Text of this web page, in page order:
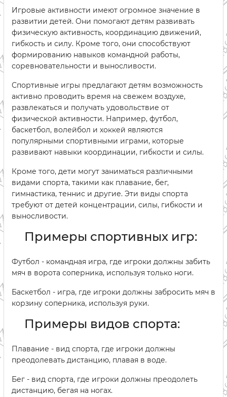
Игровые активности имеют огромное значение в
развитии детей. Они помогают детям развивать
физическую активность, координацию движений,
гибкость и силу. Кроме того, они способствуют
формированию навыков командной работы,
соревновательности и выносливости.
Спортивные игры предлагают детям возможность
активно проводить время на свежем воздухе,
развлекаться и получать удовольствие от
физической активности. Например, футбол,
баскетбол, волейбол и хоккей являются
популярными спортивными играми, которые
развивают навыки координации, гибкости и силы.
Кроме того, дети могут заниматься различными
видами спорта, такими как плавание, бег,
гимнастика, теннис и другие. Эти виды спорта
требуют от детей концентрации, силы, гибкости и
выносливости.
Примеры спортивных игр:
Футбол - командная игра, где игроки должны забить
мяч в ворота соперника, используя только ноги.
Баскетбол - игра, где игроки должны забросить мяч в
корзину соперника, используя руки.
Примеры видов спорта:
Плавание - вид спорта, где игроки должны
преодолевать дистанцию, плавая в воде.
Бег - вид спорта, где игроки должны преодолеть
дистанцию, бегая на ногах.